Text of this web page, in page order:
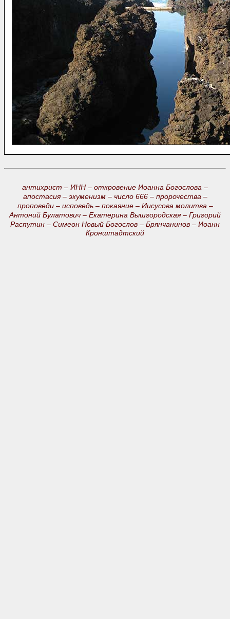
антихрист – ИНН – откровение Иоанна Богослова –
апостасия – экуменизм – число 666 – пророчества –
проповеди – исповедь – покаяние – Иисусова молитва –
Антоний Булатович – Екатерина Вышгородская – Григорий
Распутин – Симеон Новый Богослов – Брянчанинов – Иоанн
Кронштадтский